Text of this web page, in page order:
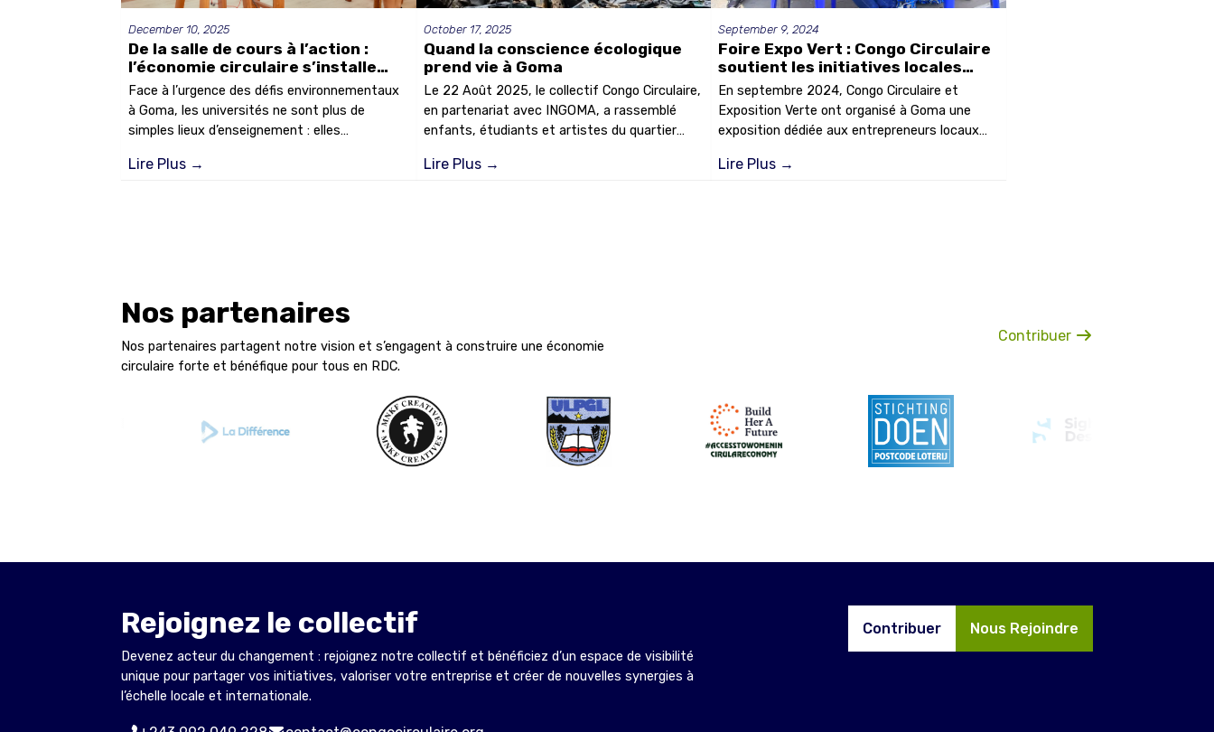
December 10, 2025
De la salle de cours à l’action :
l’économie circulaire s’installe
dans les universités de Goma
Face à l’urgence des défis environnementaux
à Goma, les universités ne sont plus de
simples lieux d’enseignement : elles
hubs d’action. Les 20 et 28 novembre, Congo
Lire Plus →
October 17, 2025
Quand la conscience écologique
prend vie à Goma
Le 22 Août 2025, le collectif Congo Circulaire,
en partenariat avec INGOMA, a rassemblé
enfants, étudiants et artistes du quartier
autour des gestes écologiques. Baptisée «
Lire Plus →
September 9, 2024
Foire Expo Vert : Congo Circulaire
soutient les initiatives locales
contre la pollution plastique
En septembre 2024, Congo Circulaire et
Exposition Verte ont organisé à Goma une
exposition dédiée aux entrepreneurs locaux
et opportunités ». L’événement a permis de
Lire Plus →
Nos partenaires
Nos partenaires partagent notre vision et s’engagent à construire une économie
circulaire forte et bénéfique pour tous en RDC.
Contribuer
Rejoignez le collectif
Devenez acteur du changement : rejoignez notre collectif et bénéficiez d’un espace de visibilité
unique pour partager vos initiatives, valoriser votre entreprise et créer de nouvelles synergies à
l’échelle locale et internationale.
Contribuer Nous Rejoindre